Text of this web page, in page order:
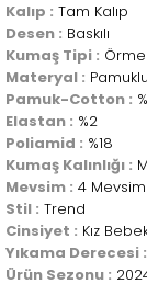
Kalıp : Tam Kalıp
Desen : Baskılı
Kumaş Tipi : Örme
Materyal :
Pamuk-Cotton :
Elastan : %2
Poliamid : %18
Kumaş Kalınlığı :
Mevsim : 4 Mevsim
Stil : Trend
Cinsiyet : Kız
Yıkama Derecesi :
Ürün Sezonu :